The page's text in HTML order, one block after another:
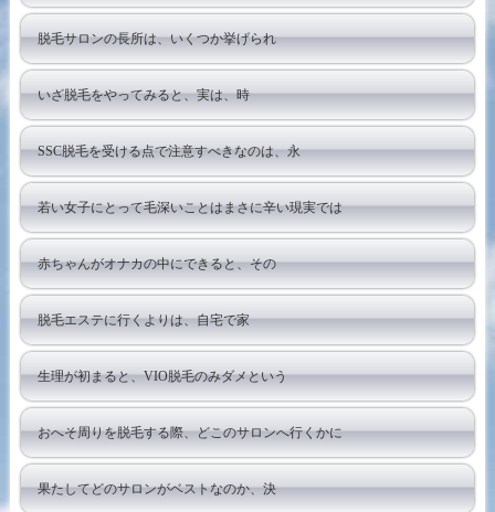
脱毛サロンの長所は、いくつか挙げられ
いざ脱毛をやってみると、実は、時
SSC脱毛を受ける点で注意すべきなのは、永
若い女子にとって毛深いことはまさに辛い現実では
赤ちゃんがオナカの中にできると、その
脱毛エステに行くよりは、自宅で家
生理が初まると、VIO脱毛のみダメという
おへそ周りを脱毛する際、どこのサロンへ行くかに
果たしてどのサロンがベストなのか、決